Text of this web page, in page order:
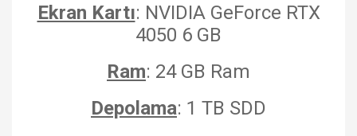
Ekran Kartı: NVIDIA GeForce RTX
4050 6 GB
Ram: 24 GB Ram
Depolama: 1 TB SDD